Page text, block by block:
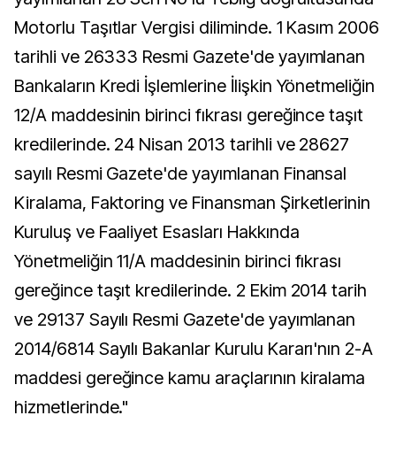
Motorlu Taşıtlar Vergisi diliminde. 1 Kasım 2006
tarihli ve 26333 Resmi Gazete'de yayımlanan
Bankaların Kredi İşlemlerine İlişkin Yönetmeliğin
12/A maddesinin birinci fıkrası gereğince taşıt
kredilerinde. 24 Nisan 2013 tarihli ve 28627
sayılı Resmi Gazete'de yayımlanan Finansal
Kiralama, Faktoring ve Finansman Şirketlerinin
Kuruluş ve Faaliyet Esasları Hakkında
Yönetmeliğin 11/A maddesinin birinci fıkrası
gereğince taşıt kredilerinde. 2 Ekim 2014 tarih
ve 29137 Sayılı Resmi Gazete'de yayımlanan
2014/6814 Sayılı Bakanlar Kurulu Kararı'nın 2-A
maddesi gereğince kamu araçlarının kiralama
hizmetlerinde."